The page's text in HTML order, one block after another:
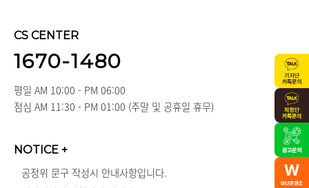
CS CENTER
1670-1480
평일 AM 10:00 - PM 06:00
점심 AM 11:30 - PM 01:00 (주말 및 공휴일 휴무)
NOTICE +
공정위 문구 작성시 안내사항입니다.